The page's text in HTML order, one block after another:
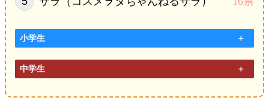
小学生
中学生